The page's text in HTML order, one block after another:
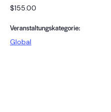
$155.00
Veranstaltungskategorie:
Global